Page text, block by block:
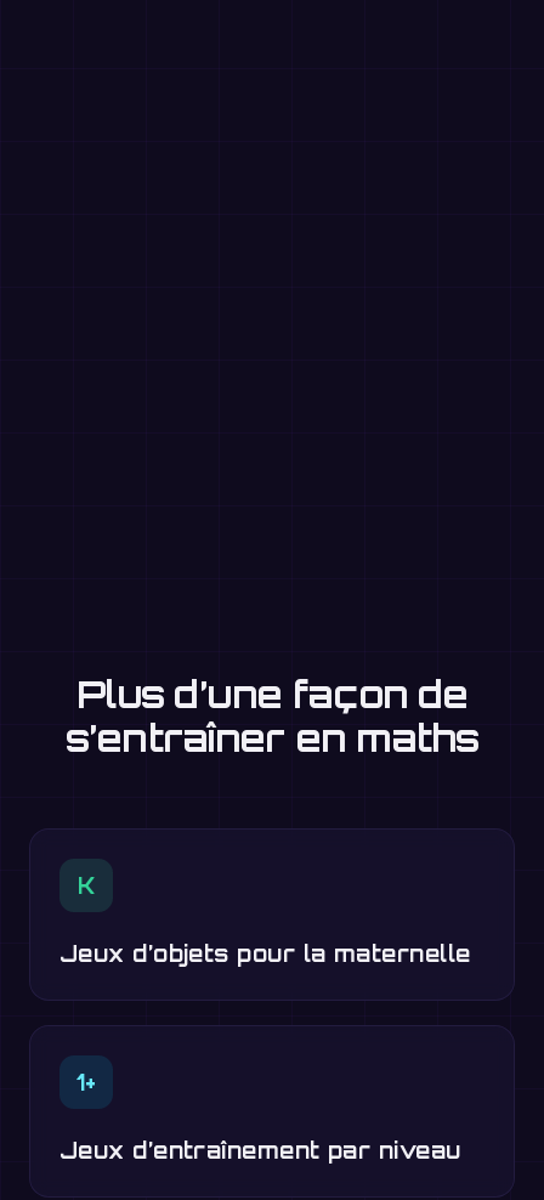
Plus d’une façon de
s’entraîner en maths
K
Jeux d’objets pour la maternelle
1+
Jeux d’entraînement par niveau